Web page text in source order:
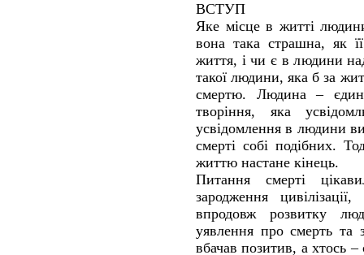
ВСТУП
Яке місце в житті
вона така страшна, як
життя, і чи є в людини
такої людини, яка б за
смертю. Людина –
творіння, яка
усвідомлення в людини
смерті собі подібних.
життю настане кінець.
Питання смерті
зародження
впродовж розвитку
уявлення про смерть та
вбачав позитив, а хтось